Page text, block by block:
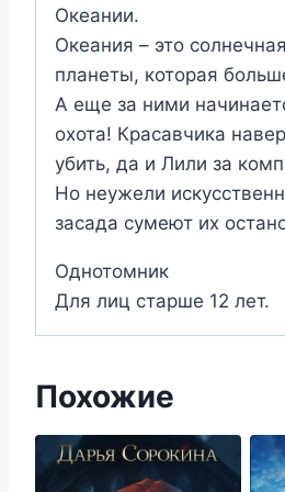
Океании.
Океания – это
планеты, которая
А еще за ними
охота! Красавчика
убить, да и Лили за
Но неужели
засада сумеют их
Однотомник
Для лиц старше 12 лет.
Похожие